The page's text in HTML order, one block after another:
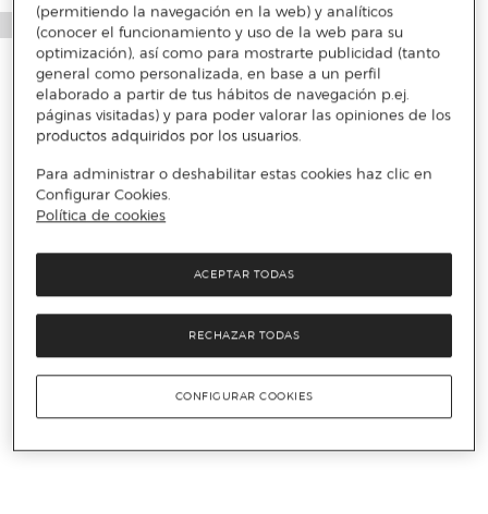
(permitiendo la navegación en la web) y analíticos
(conocer el funcionamiento y uso de la web para su
optimización), así como para mostrarte publicidad (tanto
general como personalizada, en base a un perfil
elaborado a partir de tus hábitos de navegación p.ej.
páginas visitadas) y para poder valorar las opiniones de los
productos adquiridos por los usuarios.
Para administrar o deshabilitar estas cookies haz clic en
Configurar Cookies.
Política de cookies
RECHAZAR TODAS
ACEPTAR TODAS
CONFIGURAR COOKIES